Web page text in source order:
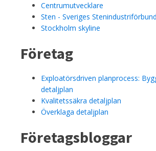
Centrumutvecklare
Sten - Sveriges Stenindustriförbund
Stockholm skyline
Företag
Exploatörsdriven planprocess:
detaljplan
Kvalitetssäkra detaljplan
Överklaga detaljplan
Företagsbloggar